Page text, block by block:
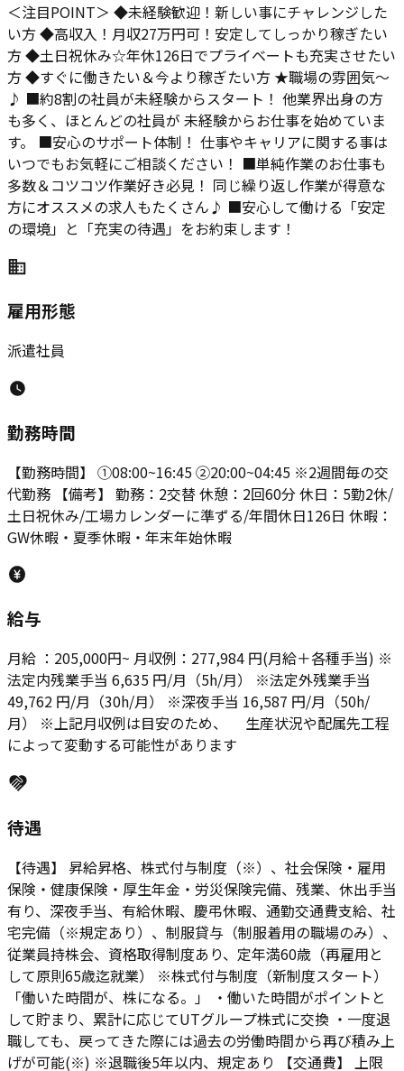
＜注目POINT＞ ◆未経験歓迎！新しい事にチャレンジした
い方 ◆高収入！月収27万円可！安定してしっかり稼ぎたい
方 ◆土日祝休み☆年休126日でプライベートも充実させたい
方 ◆すぐに働きたい＆今より稼ぎたい方 ★職場の雰囲気～
♪ ■約8割の社員が未経験からスタート！ 他業界出身の方
も多く、ほとんどの社員が 未経験からお仕事を始めていま
す。 ■安心のサポート体制！ 仕事やキャリアに関する事は
いつでもお気軽にご相談ください！ ■単純作業のお仕事も
多数＆コツコツ作業好き必見！ 同じ繰り返し作業が得意な
方にオススメの求人もたくさん♪ ■安心して働ける「安定
の環境」と「充実の待遇」をお約束します！
雇用形態
派遣社員
勤務時間
【勤務時間】 ①08:00~16:45 ②20:00~04:45 ※2週間毎の交
代勤務 【備考】 勤務：2交替 休憩：2回60分 休日：5勤2休/
土日祝休み/工場カレンダーに準ずる/年間休日126日 休暇：
GW休暇・夏季休暇・年末年始休暇
給与
月給 ：205,000円~ 月収例：277,984 円(月給＋各種手当) ※
法定内残業手当 6,635 円/月（5h/月） ※法定外残業手当
49,762 円/月（30h/月） ※深夜手当 16,587 円/月（50h/
月） ※上記月収例は目安のため、 生産状況や配属先工程
によって変動する可能性があります
待遇
【待遇】 昇給昇格、株式付与制度（※）、社会保険・雇用
保険・健康保険・厚生年金・労災保険完備、残業、休出手当
有り、深夜手当、有給休暇、慶弔休暇、通勤交通費支給、社
宅完備（※規定あり）、制服貸与（制服着用の職場のみ）、
従業員持株会、資格取得制度あり、定年満60歳（再雇用と
して原則65歳迄就業） ※株式付与制度（新制度スタート）
「働いた時間が、株になる。」 ・働いた時間がポイントと
して貯まり、累計に応じてUTグループ株式に交換 ・一度退
職しても、戻ってきた際には過去の労働時間から再び積み上
げが可能(※) ※退職後5年以内、規定あり 【交通費】 上限